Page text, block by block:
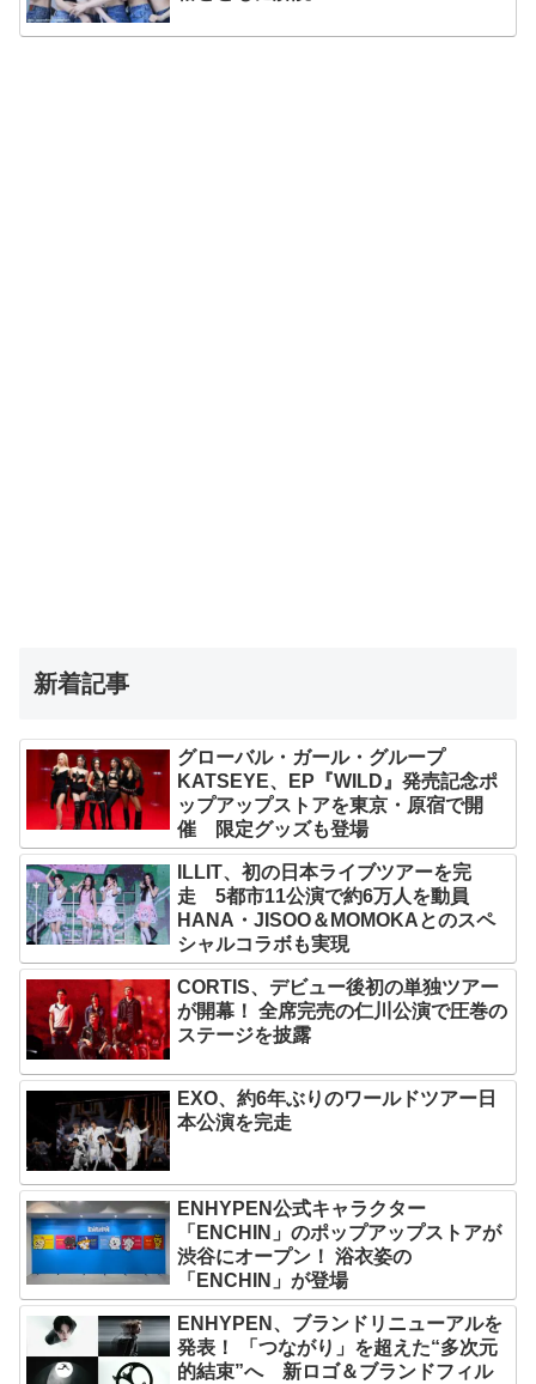
新着記事
グローバル・ガール・グループ
KATSEYE、EP『WILD』発売記念ポ
ップアップストアを東京・原宿で開
催 限定グッズも登場
ILLIT、初の日本ライブツアーを完
走 5都市11公演で約6万人を動員
HANA・JISOO＆MOMOKAとのスペ
シャルコラボも実現
CORTIS、デビュー後初の単独ツアー
が開幕！ 全席完売の仁川公演で圧巻の
ステージを披露
EXO、約6年ぶりのワールドツアー日
本公演を完走
ENHYPEN公式キャラクター
「ENCHIN」のポップアップストアが
渋谷にオープン！ 浴衣姿の
「ENCHIN」が登場
ENHYPEN、ブランドリニューアルを
発表！ 「つながり」を超えた“多次元
的結束”へ 新ロゴ＆ブランドフィル